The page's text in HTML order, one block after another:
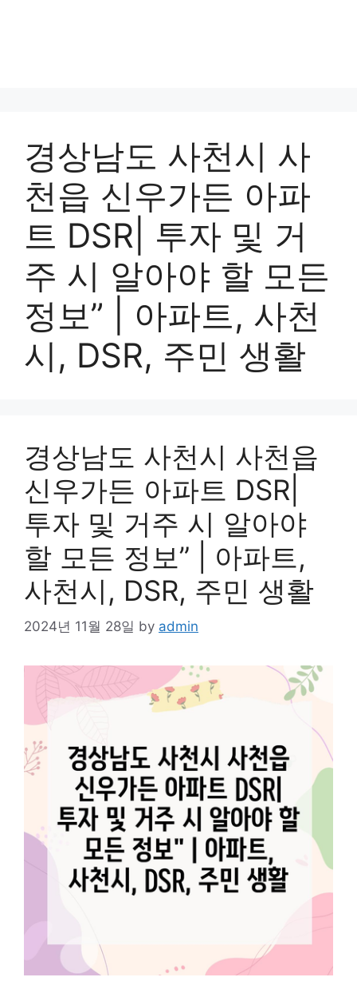
경상남도 사천시 사
천읍 신우가든 아파
트 DSR| 투자 및 거
주 시 알아야 할 모든
정보” | 아파트, 사천
시, DSR, 주민 생활
경상남도 사천시 사천읍
신우가든 아파트 DSR|
투자 및 거주 시 알아야
할 모든 정보” | 아파트,
사천시, DSR, 주민 생활
2024년 11월 28일 by admin